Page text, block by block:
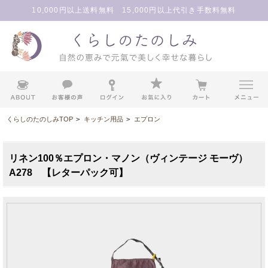
10,000円以上送料無料 15,000円以上代引き手数料無料
くらしのたのしみTOP > キッチン用品 > エプロン
リネン100％エプロン・マノン（ヴィンテージ モーヴ）
A278 【レターパック可】